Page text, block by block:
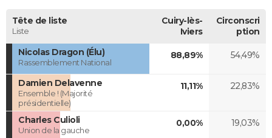
Tête de liste
Liste
Cuiry-lès-
Iviers
Circonscri
ption
Nicolas Dragon (Élu)
Rassemblement National
88,89% 54,49%
Damien Delavenne
Ensemble ! (Majorité
présidentielle)
11,11% 22,83%
Charles Culioli
Union de la gauche
0,00% 19,03%